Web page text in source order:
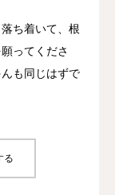
ち着いて、根
ってくださ
も同じはずで
る